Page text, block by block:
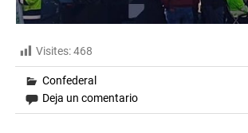
Visites:468
Confederal
Deja un comentario